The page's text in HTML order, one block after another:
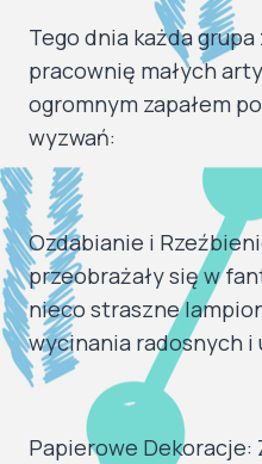
​Tego dnia każda
pracownię małych
ogromnym zapałem
wyzwań:
Ozdabianie i
przeobrażały się w
nieco straszne
wycinania radosnych
Papierowe Dekoracje: